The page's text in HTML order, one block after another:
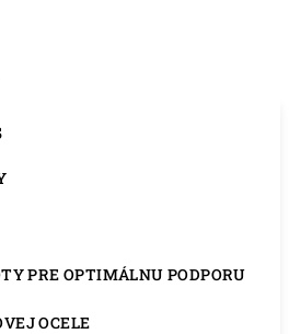
PRE OPTIMÁLNU PODPORU
OCELE